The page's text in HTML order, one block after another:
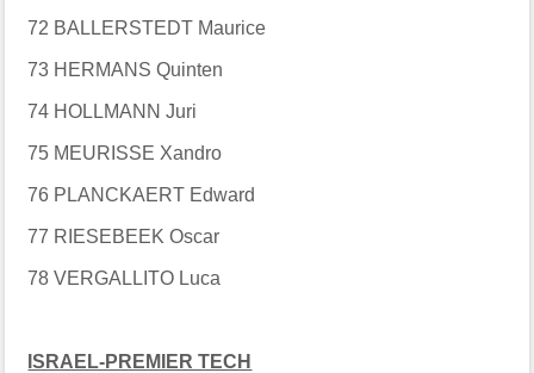
72 BALLERSTEDT Maurice
73 HERMANS Quinten
74 HOLLMANN Juri
75 MEURISSE Xandro
76 PLANCKAERT Edward
77 RIESEBEEK Oscar
78 VERGALLITO Luca
ISRAEL-PREMIER TECH